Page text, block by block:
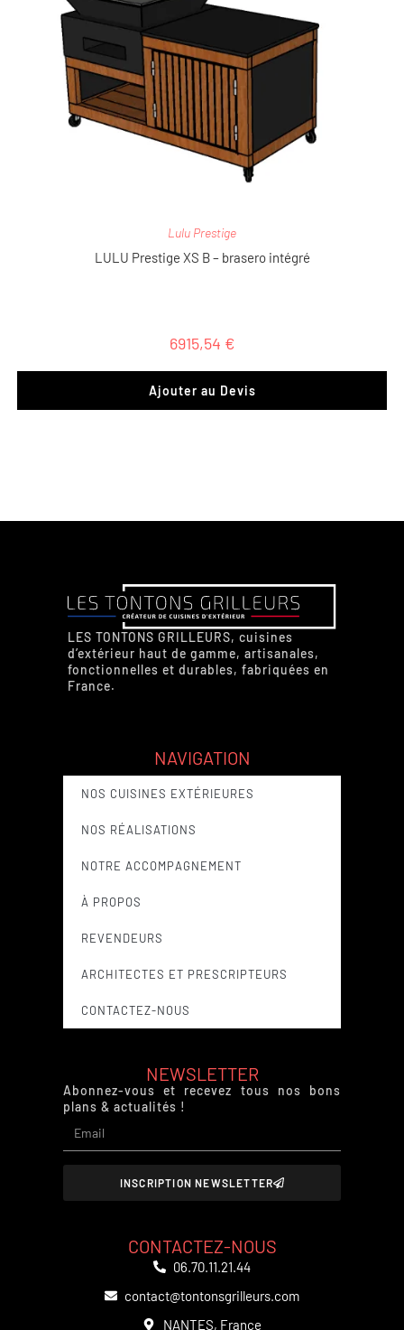
Lulu Prestige
LULU Prestige XS B – brasero intégré
6915,54 €
Ajouter au Devis
LES TONTONS GRILLEURS, cuisines
d’extérieur haut de gamme, artisanales,
fonctionnelles et durables, fabriquées en
France.
NAVIGATION
NOS CUISINES EXTÉRIEURES
NOS RÉALISATIONS
NOTRE ACCOMPAGNEMENT
À PROPOS
REVENDEURS
ARCHITECTES ET PRESCRIPTEURS
CONTACTEZ-NOUS
NEWSLETTER
Abonnez-vous et recevez tous nos bons
plans & actualités !
INSCRIPTION NEWSLETTER
CONTACTEZ-NOUS
06.70.11.21.44
contact@tontonsgrilleurs.com
NANTES, France